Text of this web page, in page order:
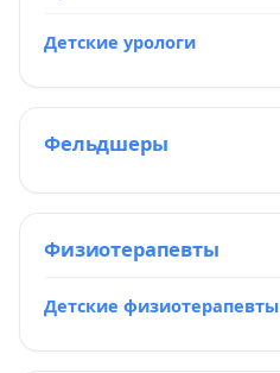
Детские урологи
Фельдшеры
Физиотерапевты
Детские физиотерапевты